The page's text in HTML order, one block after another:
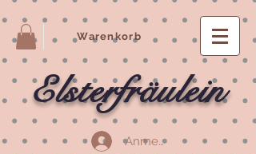
Warenkorb
Elsterfräulein
Anmelden